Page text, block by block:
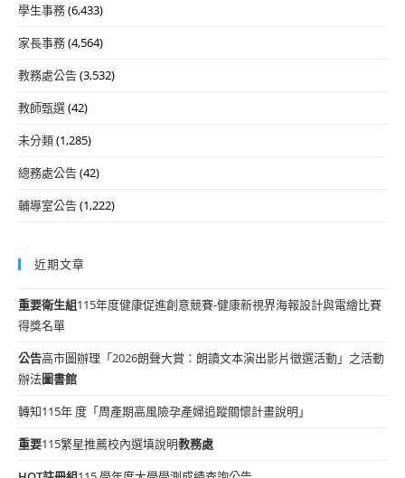
學生事務(6,433)
家長事務(4,564)
教務處公告(3,532)
教師甄選(42)
未分類(1,285)
總務處公告(42)
輔導室公告(1,222)
近期文章
重要衛生組115年度健康促進創意競賽-健康新視界海報設計與電繪比賽
得獎名單
公告高市圖辦理「2026朗聲大賞：朗讀文本演出影片徵選活動」之活動
辦法圖書館
轉知115年 度「周產期高風險孕產婦追蹤關懷計畫說明」
重要115繁星推薦校內選填說明教務處